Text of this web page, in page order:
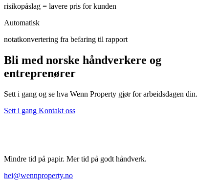
risikopåslag = lavere pris for kunden
Automatisk
notatkonvertering fra befaring til rapport
Bli med norske håndverkere og
entreprenører
Sett i gang og se hva Wenn Property gjør for arbeidsdagen din.
Sett i gang Kontakt oss
Mindre tid på papir. Mer tid på godt håndverk.
hei@wennproperty.no